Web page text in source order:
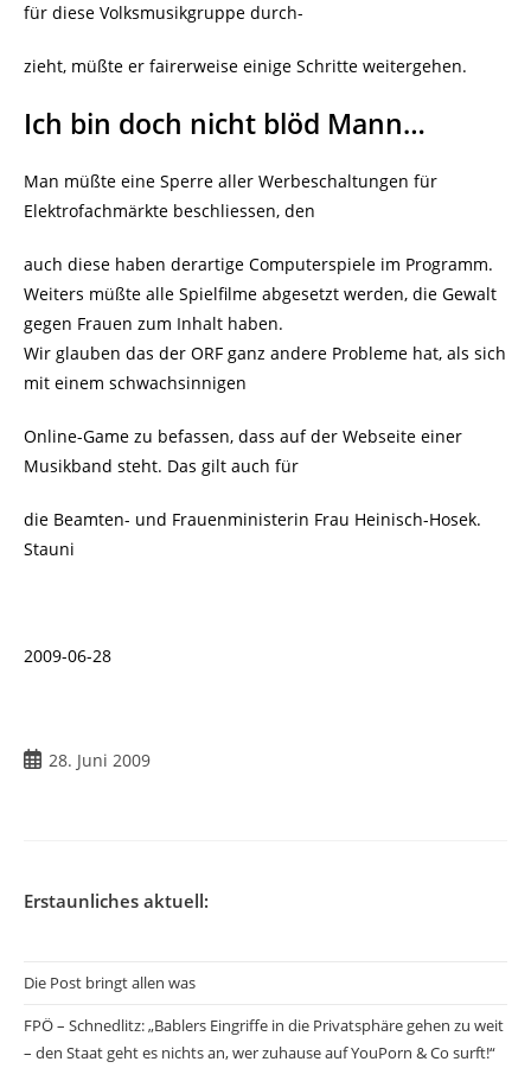
für diese Volksmusikgruppe durch-
zieht, müßte er fairerweise einige Schritte weitergehen.
Ich bin doch nicht blöd Mann…
Man müßte eine Sperre aller Werbeschaltungen für
Elektrofachmärkte beschliessen, den
auch diese haben derartige Computerspiele im Programm.
Weiters müßte alle Spielfilme abgesetzt werden, die Gewalt
gegen Frauen zum Inhalt haben.
Wir glauben das der ORF ganz andere Probleme hat, als sich
mit einem schwachsinnigen
Online-Game zu befassen, dass auf der Webseite einer
Musikband steht. Das gilt auch für
die Beamten- und Frauenministerin Frau Heinisch-Hosek.
Stauni
2009-06-28
Beitrag
28. Juni 2009
Erstaunliches aktuell:
Die Post bringt allen was
FPÖ – Schnedlitz: „Bablers Eingriffe in die Privatsphäre gehen zu weit
– den Staat geht es nichts an, wer zuhause auf YouPorn & Co surft!“